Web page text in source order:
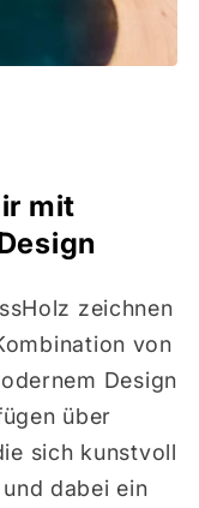
mit
zeichnen
von
Design
über
sich kunstvoll
dabei ein